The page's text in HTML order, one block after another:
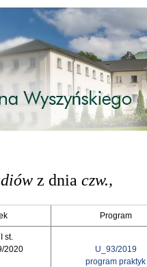
z dnia czw.,
Program
st.
2020
U_93/2019
program praktyk